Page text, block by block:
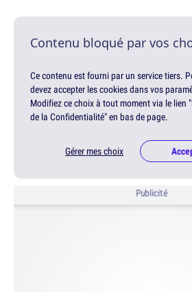
Contenu bloqué par vos
Ce contenu est fourni par un service tiers.
devez accepter les cookies dans vos
Modifiez ce choix à tout moment via le lien
de la Confidentialité" en bas de page.
Gérer mes choix
Publicité